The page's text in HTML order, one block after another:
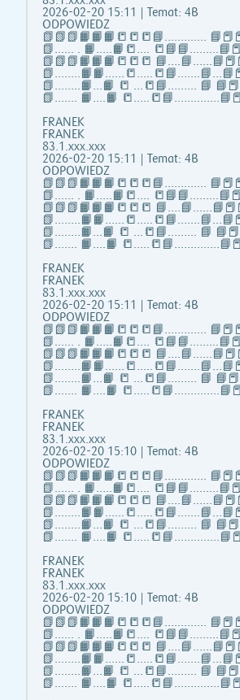
2026-02-20 15:11 | Temat: 4B
ODPOWIEDZ
📗📗📗📙📙📙📒📒📒📘……..…..
📗...... . 📙…..📙📒….
📗📗📗📙📙📙📒📒📒
📗……..📙…📙 📒 …📒📘……... 📘
📗……. 📙….📙
FRANEK
FRANEK
83.1.xxx.xxx
2026-02-20 15:11 | Temat: 4B
ODPOWIEDZ
📗📗📗📙📙📙📒📒📒📘……..…..
📗...... . 📙…..📙📒….
📗📗📗📙📙📙📒📒📒
📗……..📙…📙 📒 …📒📘……... 📘
📗……. 📙….📙
FRANEK
FRANEK
83.1.xxx.xxx
2026-02-20 15:11 | Temat: 4B
ODPOWIEDZ
📗📗📗📙📙📙📒📒📒📘……..…..
📗...... . 📙…..📙📒….
📗📗📗📙📙📙📒📒📒
📗……..📙…📙 📒 …📒📘……... 📘
📗……. 📙….📙
FRANEK
FRANEK
83.1.xxx.xxx
2026-02-20 15:10 | Temat: 4B
ODPOWIEDZ
📗📗📗📙📙📙📒📒📒📘……..…..
📗...... . 📙…..📙📒….
📗📗📗📙📙📙📒📒📒
📗……..📙…📙 📒 …📒📘……... 📘
📗……. 📙….📙
FRANEK
FRANEK
83.1.xxx.xxx
2026-02-20 15:10 | Temat: 4B
ODPOWIEDZ
📗📗📗📙📙📙📒📒📒📘……..…..
📗...... . 📙…..📙📒….
📗📗📗📙📙📙📒📒📒
📗……..📙…📙 📒 …📒📘……... 📘
📗……. 📙….📙